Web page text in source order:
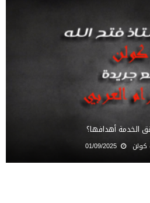
الخدمة أهدافها؟
كولن 01/09/2025